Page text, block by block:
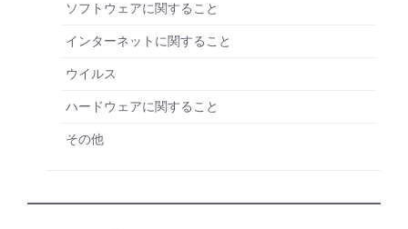
ソフトウェアに関すること
インターネットに関すること
ウイルス
ハードウェアに関すること
その他